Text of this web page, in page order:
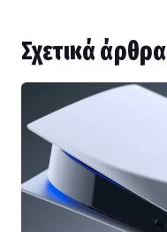
Σχετικά άρθρα